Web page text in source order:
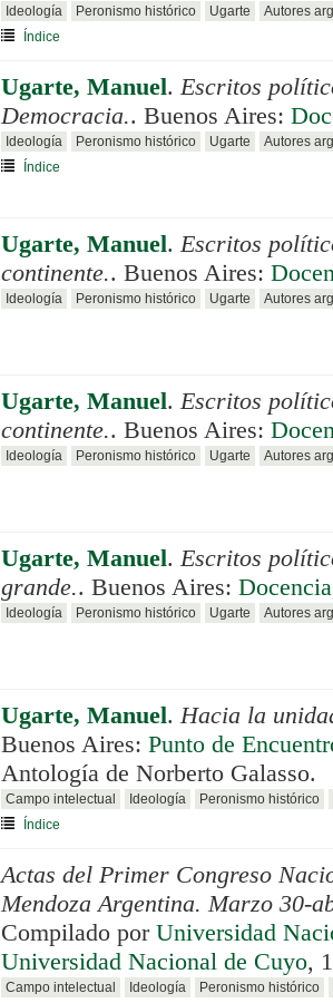
Ideología Peronismo histórico Ugarte
Autores
Índice
Ugarte, Manuel. Escritos
Democracia.. Buenos Aires:
Ideología Peronismo histórico Ugarte
Autores
Índice
Ugarte, Manuel. Escritos
continente.. Buenos Aires:
Ideología Peronismo histórico Ugarte Autores
Ugarte, Manuel. Escritos
continente.. Buenos Aires:
Ideología Peronismo histórico Ugarte Autores
Ugarte, Manuel. Escritos
grande.. Buenos Aires: Docencia
Ideología Peronismo histórico Ugarte Autores
Ugarte, Manuel. Hacia la
Buenos Aires: Punto de
Antología de Norberto Galasso.
Campo intelectual Ideología
Peronismo histórico
Índice
Actas del Primer Congreso
Mendoza Argentina. Marzo 30-
Compilado por Universidad
Universidad Nacional de Cuyo,
Campo intelectual Ideología
Peronismo histórico